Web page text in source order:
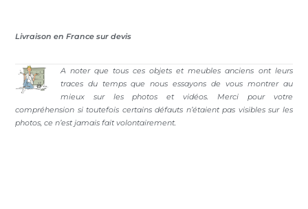
Livraison en France sur devis
A noter que tous ces objets et meubles anciens ont leurs
traces du temps que nous essayons de vous montrer au
mieux sur les photos et vidéos. Merci pour votre
compréhension si toutefois certains défauts n’étaient pas visibles sur les
photos, ce n’est jamais fait volontairement.